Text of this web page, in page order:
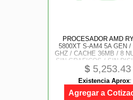
PROCESADOR AMD
5800XT S-AM4 5A GEN /
GHZ / CACHE 36MB / 8
SIN GRAFICOS / SIN
GAMER ALTO
$5,253.43
Existencia Aprox:
Agregar a